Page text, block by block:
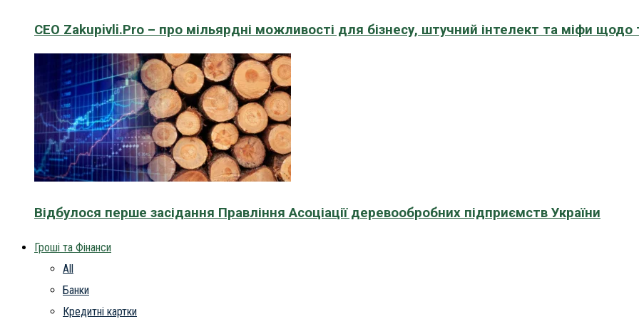
CEO Zakupivli.Pro – про мільярдні можливості для бізнесу, штучний інтелект та міфи щодо
Відбулося перше засідання Правління Асоціації деревообробних підприємств України
Гроші та Фінанси
All
Банки
Кредитні картки